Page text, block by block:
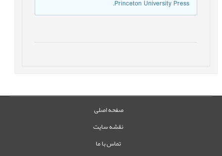
Princeton University Press.‏
صفحه اصلی
نقشه سایت
تماس با ما